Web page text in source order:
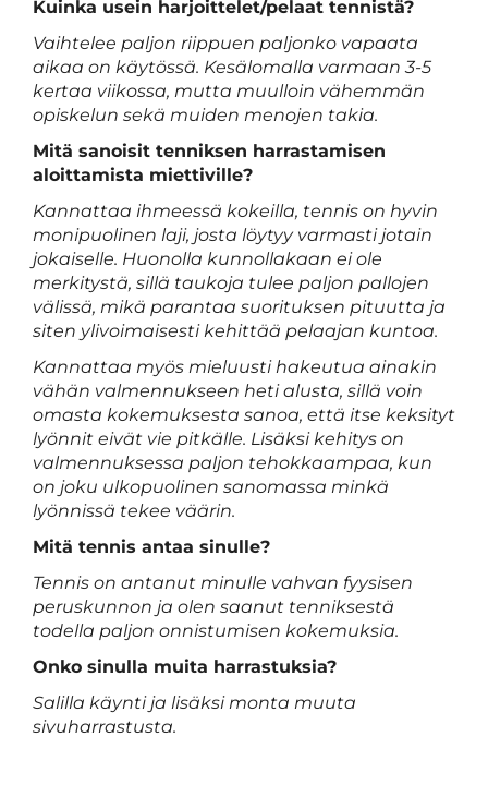
Kuinka usein harjoittelet/pelaat tennistä?
Vaihtelee paljon riippuen paljonko vapaata
aikaa on käytössä. Kesälomalla varmaan 3-5
kertaa viikossa, mutta muulloin vähemmän
opiskelun sekä muiden menojen takia.
Mitä sanoisit tenniksen harrastamisen
aloittamista miettiville?
Kannattaa ihmeessä kokeilla, tennis on hyvin
monipuolinen laji, josta löytyy varmasti jotain
jokaiselle. Huonolla kunnollakaan ei ole
merkitystä, sillä taukoja tulee paljon pallojen
välissä, mikä parantaa suorituksen pituutta ja
siten ylivoimaisesti kehittää pelaajan kuntoa.
Kannattaa myös mieluusti hakeutua ainakin
vähän valmennukseen heti alusta, sillä voin
omasta kokemuksesta sanoa, että itse keksityt
lyönnit eivät vie pitkälle. Lisäksi kehitys on
valmennuksessa paljon tehokkaampaa, kun
on joku ulkopuolinen sanomassa minkä
lyönnissä tekee väärin.
Mitä tennis antaa sinulle?
Tennis on antanut minulle vahvan fyysisen
peruskunnon ja olen saanut tenniksestä
todella paljon onnistumisen kokemuksia.
Onko sinulla muita harrastuksia?
Salilla käynti ja lisäksi monta muuta
sivuharrastusta.